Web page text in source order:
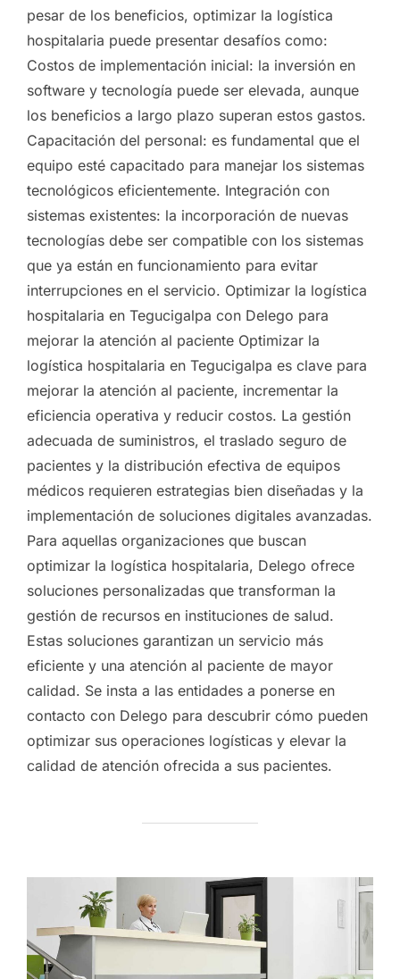
pesar de los beneficios, optimizar la logística
hospitalaria puede presentar desafíos como:
Costos de implementación inicial: la inversión en
software y tecnología puede ser elevada, aunque
los beneficios a largo plazo superan estos gastos.
Capacitación del personal: es fundamental que el
equipo esté capacitado para manejar los sistemas
tecnológicos eficientemente. Integración con
sistemas existentes: la incorporación de nuevas
tecnologías debe ser compatible con los sistemas
que ya están en funcionamiento para evitar
interrupciones en el servicio. Optimizar la logística
hospitalaria en Tegucigalpa con Delego para
mejorar la atención al paciente Optimizar la
logística hospitalaria en Tegucigalpa es clave para
mejorar la atención al paciente, incrementar la
eficiencia operativa y reducir costos. La gestión
adecuada de suministros, el traslado seguro de
pacientes y la distribución efectiva de equipos
médicos requieren estrategias bien diseñadas y la
implementación de soluciones digitales avanzadas.
Para aquellas organizaciones que buscan
optimizar la logística hospitalaria, Delego ofrece
soluciones personalizadas que transforman la
gestión de recursos en instituciones de salud.
Estas soluciones garantizan un servicio más
eficiente y una atención al paciente de mayor
calidad. Se insta a las entidades a ponerse en
contacto con Delego para descubrir cómo pueden
optimizar sus operaciones logísticas y elevar la
calidad de atención ofrecida a sus pacientes.